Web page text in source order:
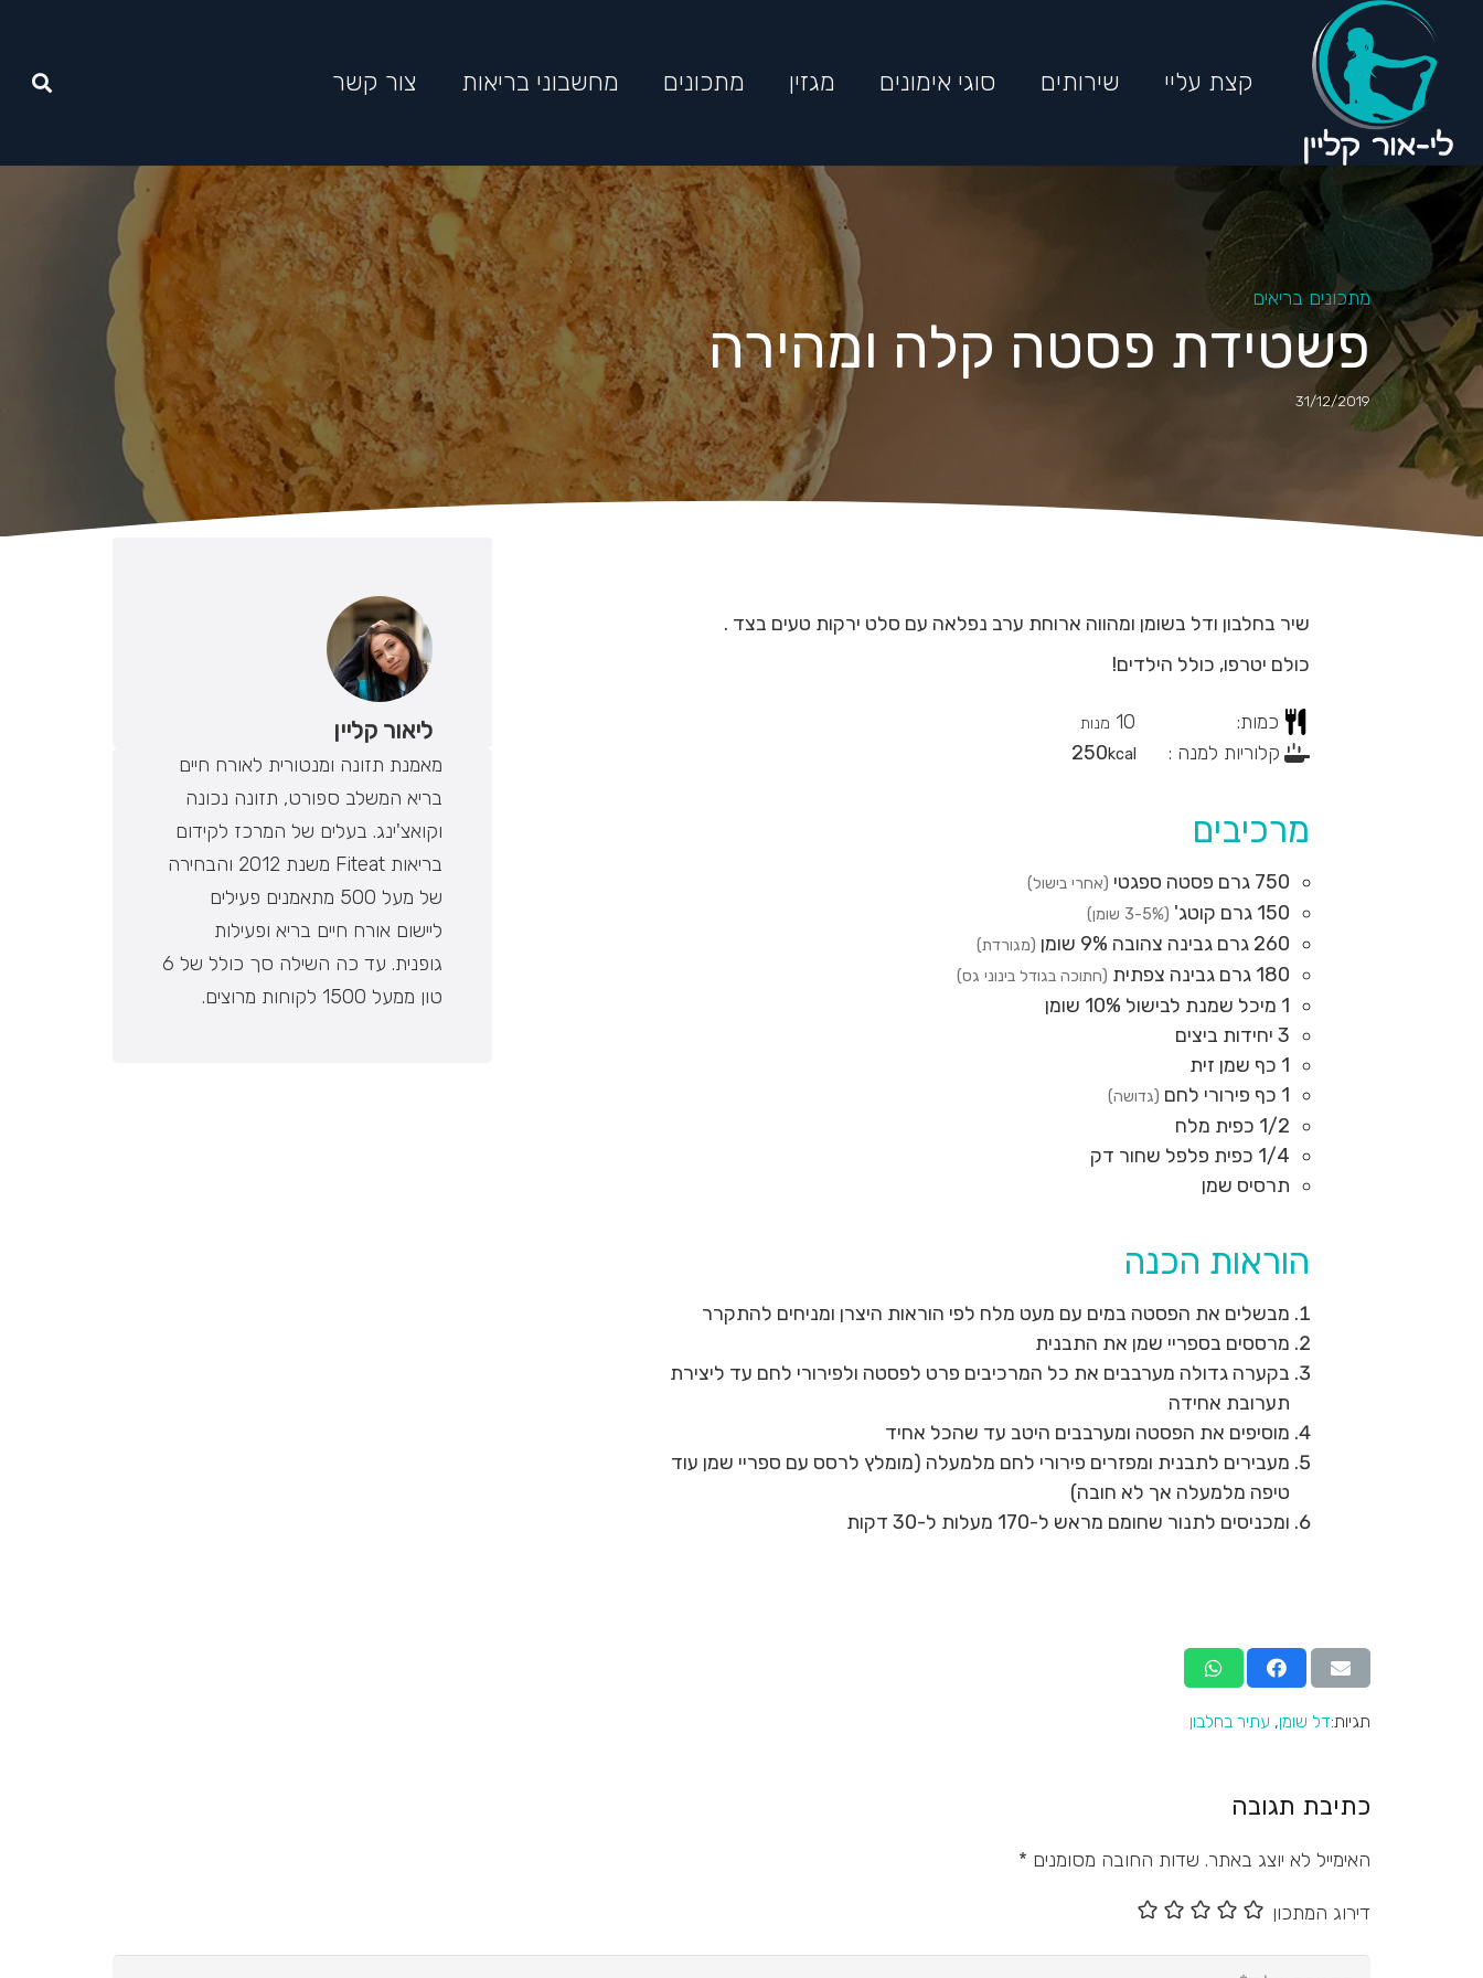
קצת עליי שירותים סוגי אימונים מגזין מתכונים מחשבוני בריאות צור קשר
מתכונים בריאים
פשטידת פסטה קלה ומהירה
31/12/2019
שיר בחלבון ודל בשומן ומהווה ארוחת ערב נפלאה עם סלט ירקות טעים בצד .
כולם יטרפו, כולל הילדים!
כמות: 10 מנות
קלוריות למנה : 250kcal
מרכיבים
750 גרם פסטה ספגטי (אחרי בישול)
150 גרם קוטג' (3-5% שומן)
260 גרם גבינה צהובה 9% שומן (מגורדת)
180 גרם גבינה צפתית (חתוכה בגודל בינוני גס)
1 מיכל שמנת לבישול 10% שומן
3 יחידות ביצים
1 כף שמן זית
1 כף פירורי לחם (גדושה)
1/2 כפית מלח
1/4 כפית פלפל שחור דק
תרסיס שמן
הוראות הכנה
מבשלים את הפסטה במים עם מעט מלח לפי הוראות היצרן ומניחים להתקרר
מרססים בספריי שמן את התבנית
בקערה גדולה מערבבים את כל המרכיבים פרט לפסטה ולפירורי לחם עד ליצירת
תערובת אחידה
מוסיפים את הפסטה ומערבבים היטב עד שהכל אחיד
מעבירים לתבנית ומפזרים פירורי לחם מלמעלה (מומלץ לרסס עם ספריי שמן עוד
טיפה מלמעלה אך לא חובה)
ומכניסים לתנור שחומם מראש ל-170 מעלות ל-30 דקות
תגיות:דל שומן, עתיר בחלבון
ליאור קליין
מאמנת תזונה ומנטורית לאורח חיים
בריא המשלב ספורט, תזונה נכונה
וקואצ'ינג. בעלים של המרכז לקידום
בריאות Fiteat משנת 2012 והבחירה
של מעל 500 מתאמנים פעילים
ליישום אורח חיים בריא ופעילות
גופנית. עד כה השילה סך כולל של 6
טון ממעל 1500 לקוחות מרוצים.
כתיבת תגובה
האימייל לא יוצג באתר. שדות החובה מסומנים *
דירוג המתכון